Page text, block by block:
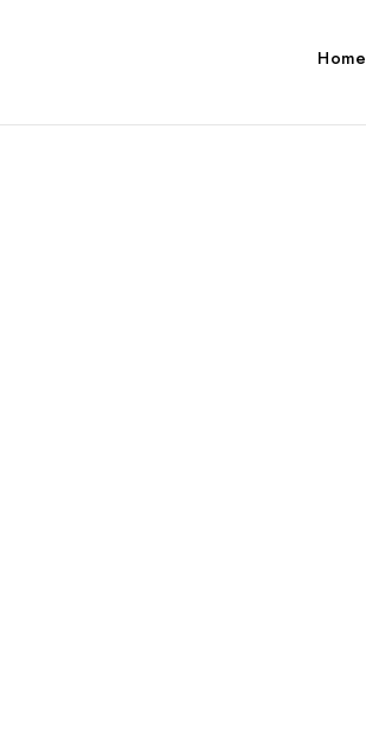
Home